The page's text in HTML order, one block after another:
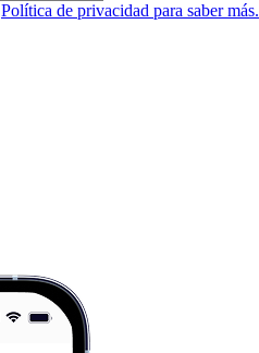
Política de privacidad para saber más.